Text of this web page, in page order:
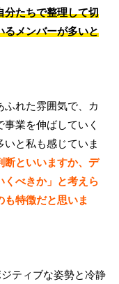
分たちで整理して切
るメンバーが多いと
ふれた雰囲気で、カ
業を伸ばしていく
と私も感じていま
断といいますか、デ
くべきか」と考えら
特徴だと思いま
ティブな姿勢と冷静